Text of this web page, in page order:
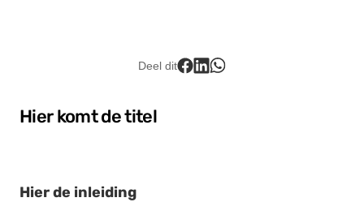
Deel dit
Hier komt de titel
Hier de inleiding